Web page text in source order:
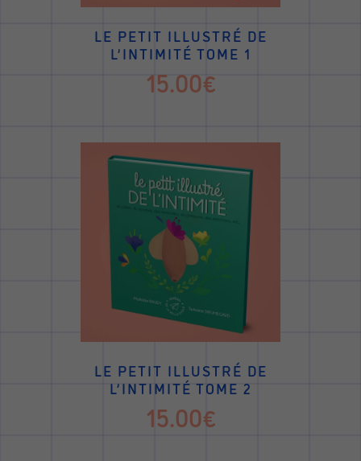
LE PETIT ILLUSTRÉ DE
L’INTIMITÉ TOME 1
15.00€
LE PETIT ILLUSTRÉ DE
L’INTIMITÉ TOME 2
15.00€